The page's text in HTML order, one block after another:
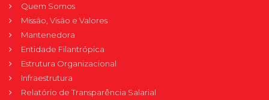
Quem Somos
Missão, Visão e Valores
Mantenedora
Entidade Filantrópica
Estrutura Organizacional
Infraestrutura
Relatório de Transparência Salarial